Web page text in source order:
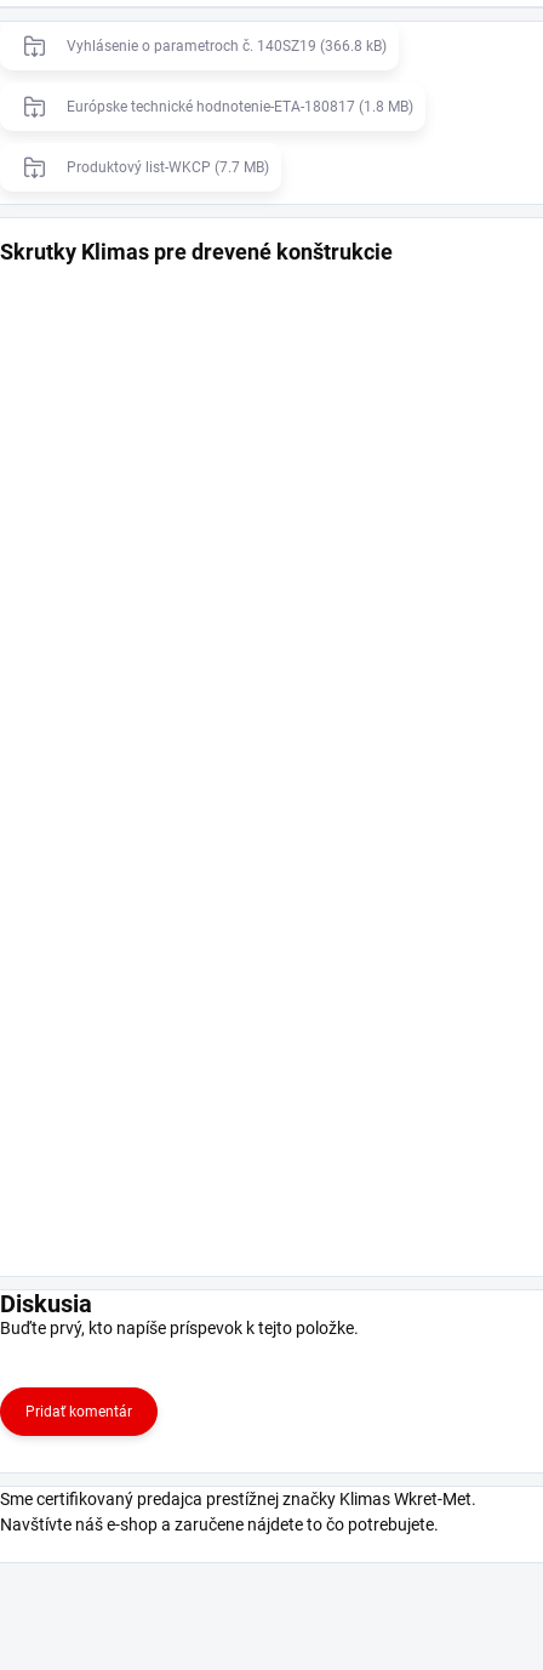
Vyhlásenie o parametroch č. 140SZ19 (366.8 kB)
Európske technické hodnotenie-ETA-180817 (1.8 MB)
Produktový list-WKCP (7.7 MB)
Skrutky Klimas pre drevené konštrukcie
Diskusia
Buďte prvý, kto napíše príspevok k tejto položke.
Pridať komentár
Sme certifikovaný predajca prestížnej značky Klimas Wkret-Met.
Navštívte náš e-shop a zaručene nájdete to čo potrebujete.